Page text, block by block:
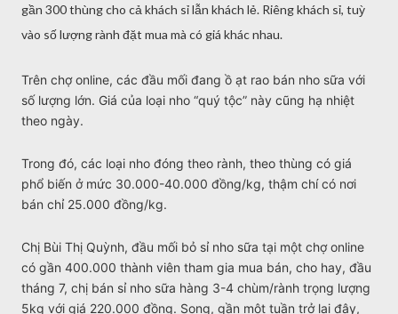
gần 300 thùng cho cả khách sỉ lẫn khách lẻ. Riêng khách sỉ, tuỳ
vào số lượng rành đặt mua mà có giá khác nhau.
Trên chợ online, các đầu mối đang ồ ạt rao bán nho sữa với
số lượng lớn. Giá của loại nho “quý tộc” này cũng hạ nhiệt
theo ngày.
Trong đó, các loại nho đóng theo rành, theo thùng có giá
phổ biến ở mức 30.000-40.000 đồng/kg, thậm chí có nơi
bán chỉ 25.000 đồng/kg.
Chị Bùi Thị Quỳnh, đầu mối bỏ sỉ nho sữa tại một chợ online
có gần 400.000 thành viên tham gia mua bán, cho hay, đầu
tháng 7, chị bán sỉ nho sữa hàng 3-4 chùm/rành trọng lượng
5kg với giá 220.000 đồng. Song, gần một tuần trở lại đây,